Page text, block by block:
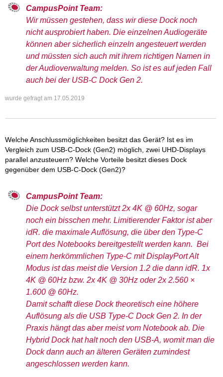
CampusPoint Team:
Wir müssen gestehen, dass wir diese Dock noch
nicht ausprobiert haben. Die einzelnen Audiogeräte
können aber sicherlich einzeln angesteuert werden
und müssten sich auch mit ihrem richtigen Namen in
der Audioverwaltung melden. So ist es auf jeden Fall
auch bei der USB-C Dock Gen 2.
wurde gefragt am 17.05.2019
Welche Anschlussmöglichkeiten besitzt das Gerät? Ist es im
Vergleich zum USB-C-Dock (Gen2) möglich, zwei UHD-Displays
parallel anzusteuern? Welche Vorteile besitzt dieses Dock
gegenüber dem USB-C-Dock (Gen2)?
CampusPoint Team:
Die Dock selbst unterstützt 2x 4K @ 60Hz, sogar
noch ein bisschen mehr. Limitierender Faktor ist aber
idR. die maximale Auflösung, die über den Type-C
Port des Notebooks bereitgestellt werden kann. Bei
einem herkömmlichen Type-C mit DisplayPort Alt
Modus ist das meist die Version 1.2 die dann idR. 1x
4K @ 60Hz bzw. 2x 4K @ 30Hz oder 2x 2.560 ×
1.600 @ 60Hz.
Damit schafft diese Dock theoretisch eine höhere
Auflösung als die USB Type-C Dock Gen 2. In der
Praxis hängt das aber meist vom Notebook ab. Die
Hybrid Dock hat halt noch den USB-A, womit man die
Dock dann auch an älteren Geräten zumindest
angeschlossen werden kann.